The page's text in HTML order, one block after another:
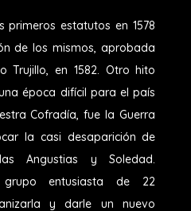
primeros estatutos en 1578
de los mismos, aprobada
Trujillo, en 1582. Otro hito
época difícil para el país
Cofradía, fue la Guerra
la casi desaparición de
Angustias y Soledad.
grupo entusiasta de 22
y darle un nuevo